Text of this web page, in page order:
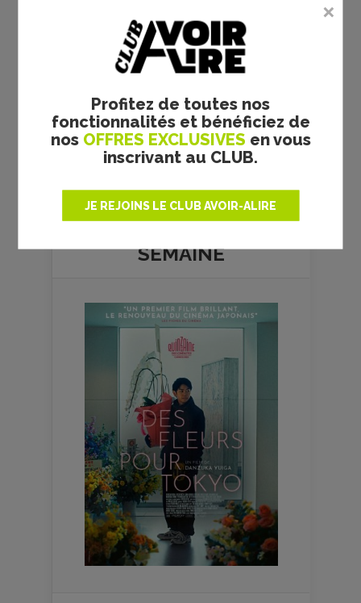
Profitez de toutes nos
fonctionnalités et bénéficiez de
nos OFFRES EXCLUSIVES en vous
inscrivant au CLUB.
JE REJOINS LE CLUB AVOIR-ALIRE
Plus de films
SEMAINE